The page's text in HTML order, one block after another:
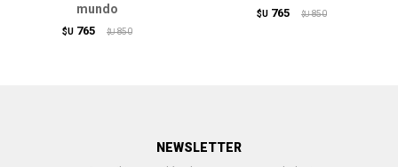
mundo
$U 765 $U 850
$U 765 $U 850
NEWSLETTER